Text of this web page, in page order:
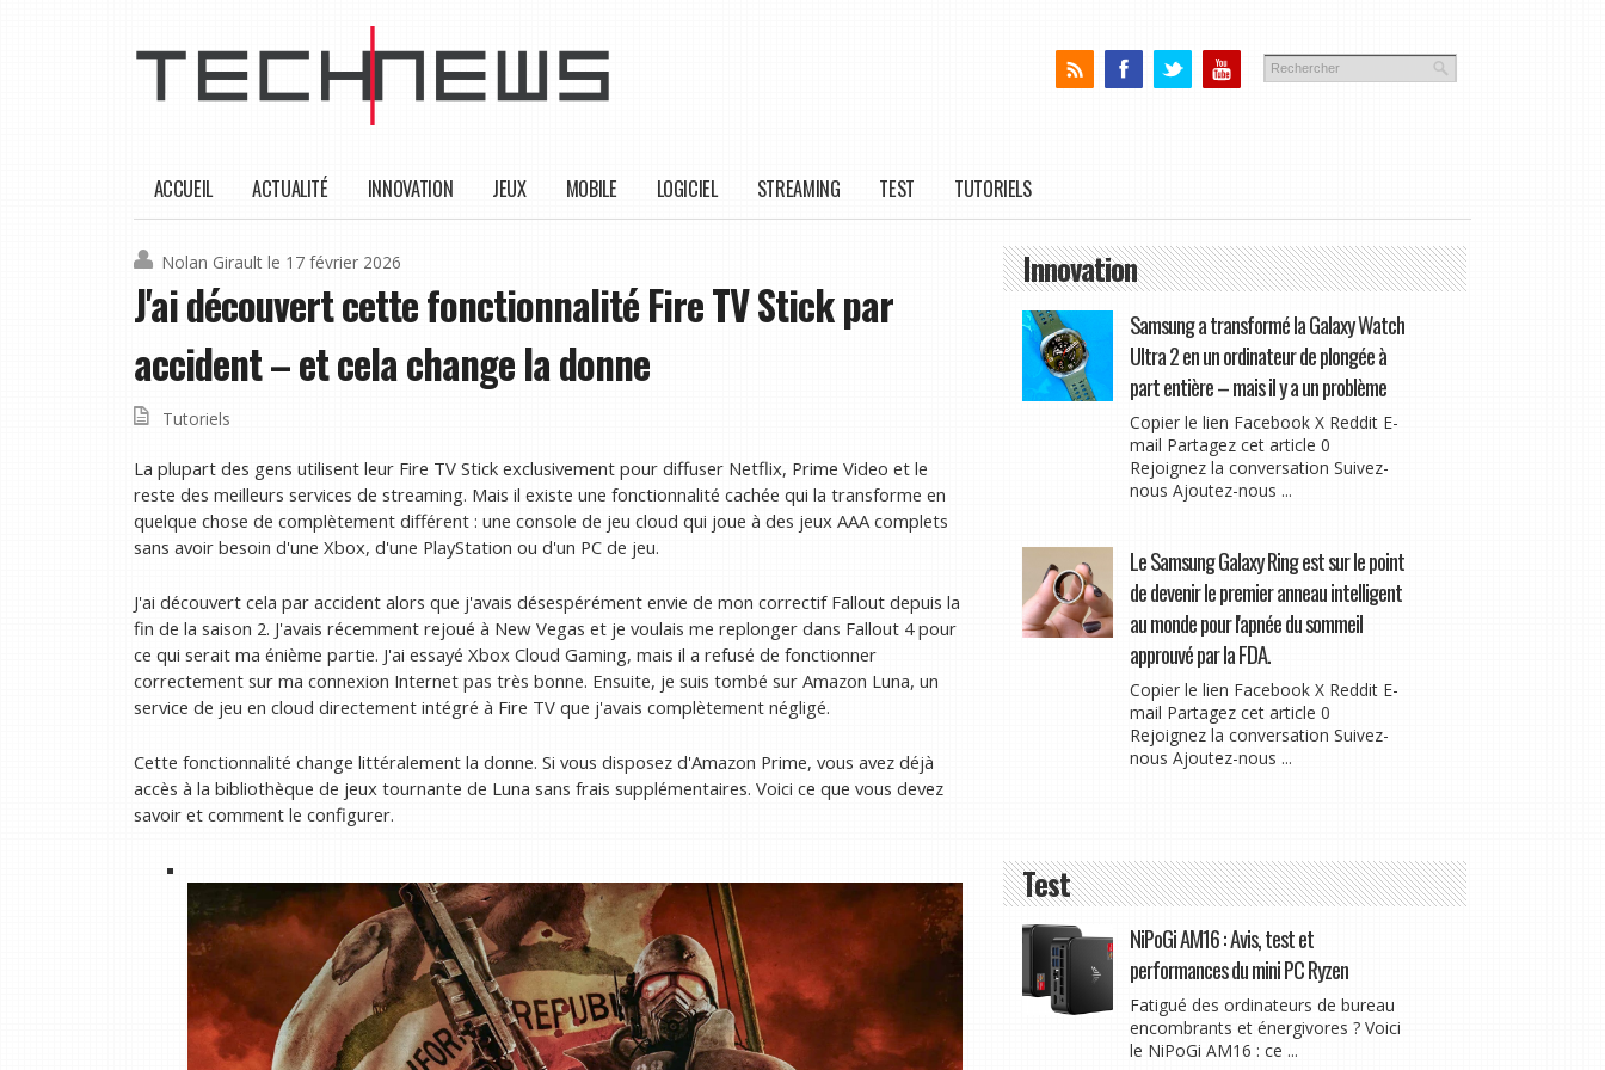
ACCUEIL ACTUALITÉ INNOVATION JEUX MOBILE LOGICIEL STREAMING TEST TUTORIELS
Nolan Girault le 17 février 2026
J'ai découvert cette fonctionnalité Fire TV Stick par
accident – ​​et cela change la donne
Tutoriels
La plupart des gens utilisent leur Fire TV Stick exclusivement pour diffuser Netflix, Prime Video et le
reste des meilleurs services de streaming. Mais il existe une fonctionnalité cachée qui la transforme en
quelque chose de complètement différent : une console de jeu cloud qui joue à des jeux AAA complets
sans avoir besoin d'une Xbox, d'une PlayStation ou d'un PC de jeu.
J'ai découvert cela par accident alors que j'avais désespérément envie de mon correctif Fallout depuis la
fin de la saison 2. J'avais récemment rejoué à New Vegas et je voulais me replonger dans Fallout 4 pour
ce qui serait ma énième partie. J'ai essayé Xbox Cloud Gaming, mais il a refusé de fonctionner
correctement sur ma connexion Internet pas très bonne. Ensuite, je suis tombé sur Amazon Luna, un
service de jeu en cloud directement intégré à Fire TV que j'avais complètement négligé.
Cette fonctionnalité change littéralement la donne. Si vous disposez d'Amazon Prime, vous avez déjà
accès à la bibliothèque de jeux tournante de Luna sans frais supplémentaires. Voici ce que vous devez
savoir et comment le configurer.
Innovation
Samsung a transformé la Galaxy Watch
Ultra 2 en un ordinateur de plongée à
part entière – mais il y a un problème
Copier le lien Facebook X Reddit E-
mail Partagez cet article 0
Rejoignez la conversation Suivez-
nous Ajoutez-nous ...
Le Samsung Galaxy Ring est sur le point
de devenir le premier anneau intelligent
au monde pour l'apnée du sommeil
approuvé par la FDA.
Copier le lien Facebook X Reddit E-
mail Partagez cet article 0
Rejoignez la conversation Suivez-
nous Ajoutez-nous ...
Test
NiPoGi AM16 : Avis, test et
performances du mini PC Ryzen
Fatigué des ordinateurs de bureau
encombrants et énergivores ? Voici
le NiPoGi AM16 : ce ...